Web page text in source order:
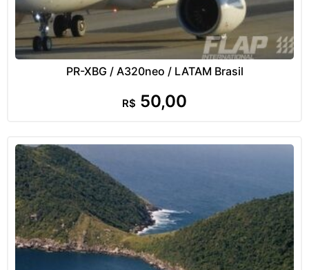
PR-XBG / A320neo / LATAM Brasil
R$ 50,00